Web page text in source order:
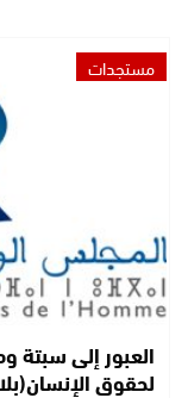
مستجدات
العبور إلى سبتة
لحقوق